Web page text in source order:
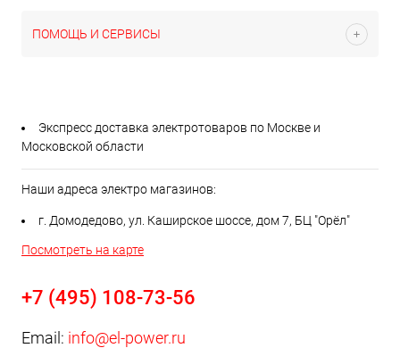
ПОМОЩЬ И СЕРВИСЫ
Экспресс доставка электротоваров по Москве и
Московской области
Наши адреса электро магазинов:
г. Домодедово, ул. Каширское шоссе, дом 7, БЦ "Орёл"
Посмотреть на карте
+7 (495) 108-73-56
Email: info@el-power.ru